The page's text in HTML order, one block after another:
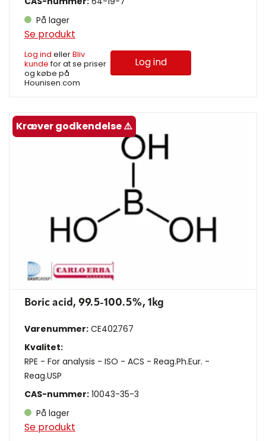
På lager
Se produkt
Log ind ellerBliv
kundefor at se priser
og købe på
Hounisen.com
Log ind
Kræver godkendelse ⚠️
Boric acid, 99.5-100.5%, 1kg
Varenummer: CE402767
Kvalitet:
RPE - For analysis - ISO - ACS - Reag.Ph.Eur. -
Reag.USP
CAS-nummer: 10043-35-3
På lager
Se produkt